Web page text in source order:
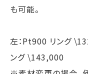
も可能。
左：Pt900 リング
ング \143,000